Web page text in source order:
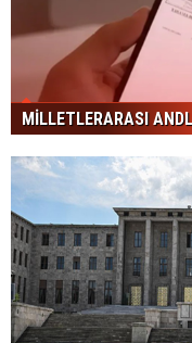
MİLLETLERARASI